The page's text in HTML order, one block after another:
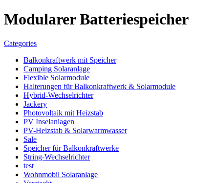
Modularer Batteriespeicher
Categories
Balkonkraftwerk mit Speicher
Camping Solaranlage
Flexible Solarmodule
Halterungen für Balkonkraftwerk & Solarmodule
Hybrid-Wechselrichter
Jackery
Photovoltaik mit Heizstab
PV Inselanlagen
PV-Heizstab & Solarwarmwasser
Sale
Speicher für Balkonkraftwerke
String-Wechselrichter
test
Wohnmobil Solaranlage